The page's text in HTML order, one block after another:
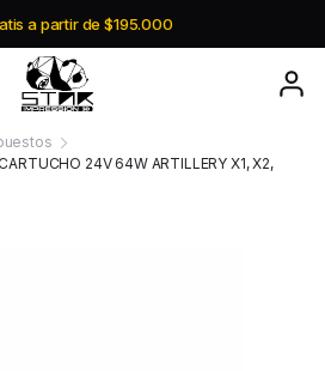
a partir de $195.000
24V 64W ARTILLERY X1, X2,